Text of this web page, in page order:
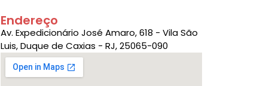
Endereço
Av. Expedicionário José Amaro, 618 - Vila São
Luis, Duque de Caxias - RJ, 25065-090